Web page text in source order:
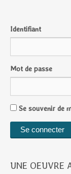
Identifiant
Mot de passe
Se souvenir de
UNE OEUVRE